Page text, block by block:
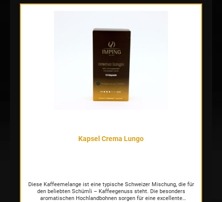
Kapsel Crema Lungo
Diese Kaffeemelange ist eine typische Schweizer Mischung, die für
den beliebten Schümli – Kaffeegenuss steht. Die besonders
aromatischen Hochlandbohnen sorgen für eine excellente